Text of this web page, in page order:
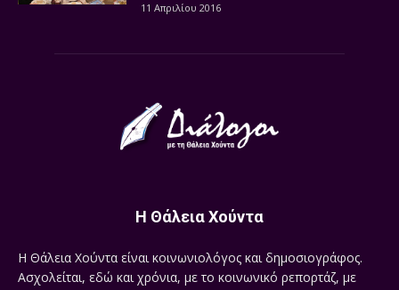
11 Απριλίου 2016
Η Θάλεια Χούντα
Η Θάλεια Χούντα είναι κοινωνιολόγος και δημοσιογράφος.
Ασχολείται, εδώ και χρόνια, με το κοινωνικό ρεπορτάζ, με